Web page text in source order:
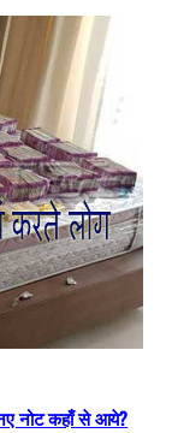
नोट कहाँ से आये?